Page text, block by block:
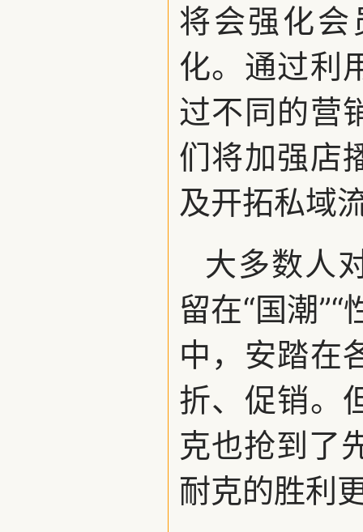
将会强化
化。通过利
过不同的营
们将加强店
及开拓私域
大多数人
留在“国潮
中，安踏在
折、促销。
克也抢到了
耐克的胜利